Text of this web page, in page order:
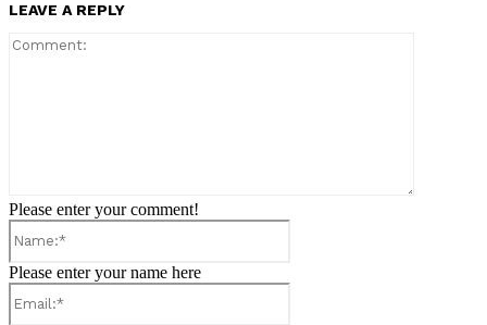
LEAVE A REPLY
Please enter your comment!
Please enter your name here